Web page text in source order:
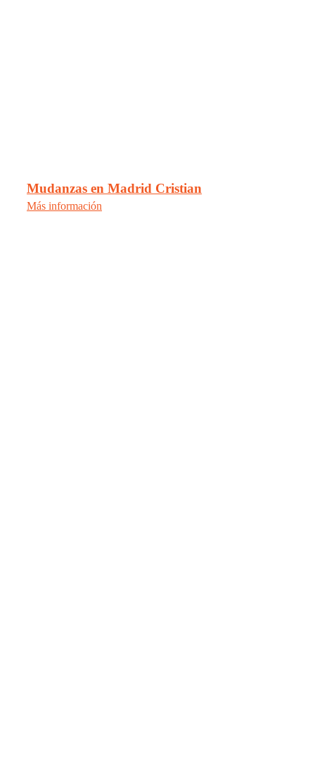
Mudanzas en Madrid Cristian
Más información